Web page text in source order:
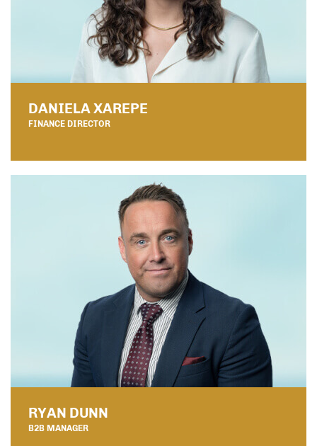
DANIELA XAREPE
FINANCE DIRECTOR
RYAN DUNN
B2B MANAGER